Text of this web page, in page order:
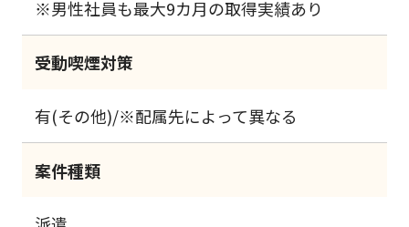
※男性社員も最大9カ月の取得実績あり
受動喫煙対策
有(その他)/※配属先によって異なる
案件種類